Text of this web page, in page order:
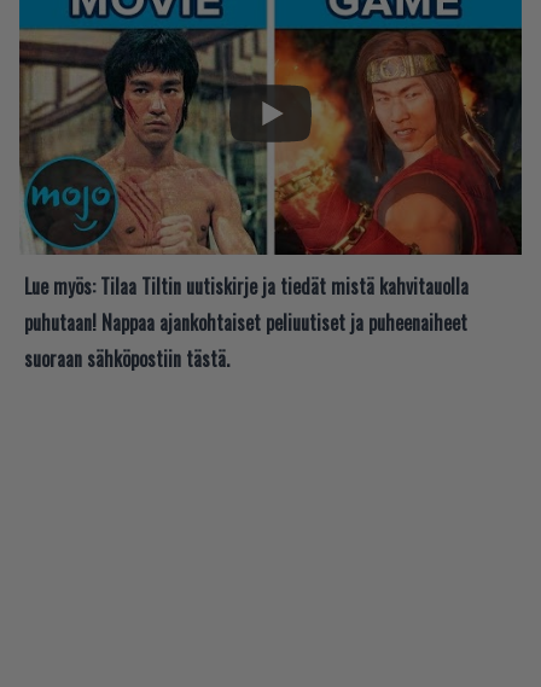
Lue myös: Tilaa Tiltin uutiskirje ja tiedät mistä kahvitauolla
puhutaan! Nappaa ajankohtaiset peliuutiset ja puheenaiheet
suoraan sähköpostiin tästä.